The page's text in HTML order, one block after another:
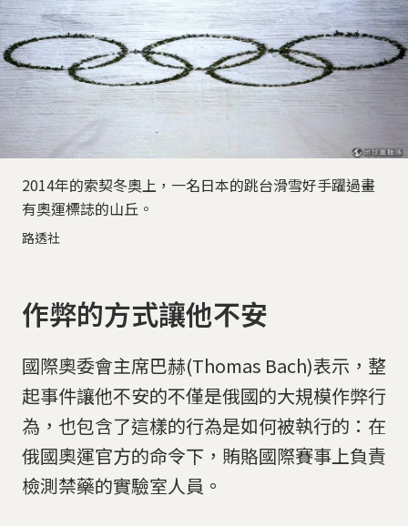
2014年的索契冬奧上，一名日本的跳台滑雪好手躍過畫
有奧運標誌的山丘。
路透社
作弊的方式讓他不安
國際奧委會主席巴赫(Thomas Bach)表示，整
起事件讓他不安的不僅是俄國的大規模作弊行
為，也包含了這樣的行為是如何被執行的：在
俄國奧運官方的命令下，賄賂國際賽事上負責
檢測禁藥的實驗室人員。